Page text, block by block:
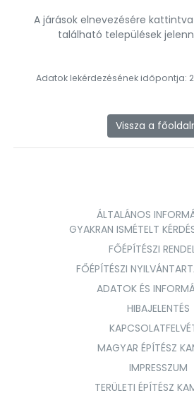
A járások elnevezésére
található települések
Adatok lekérdezésének időpontja:
Vissza a
ÁLTALÁNOS
GYAKRAN ISMÉTELT
FŐÉPÍTÉSZI
FŐÉPÍTÉSZI
ADATOK ÉS
HIBAJELENTÉS
MAGYAR ÉPÍTÉSZ
IMPRESSZUM
TERÜLETI ÉPÍTÉSZ